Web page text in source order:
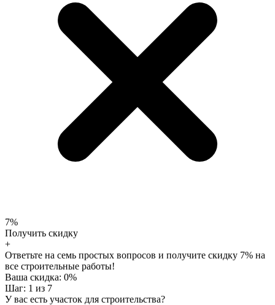
7%
Получить скидку
+
Ответьте на семь простых вопросов и получите скидку 7% на
все строительные работы!
Ваша скидка: 0%
Шаг: 1 из 7
У вас есть участок для строительства?